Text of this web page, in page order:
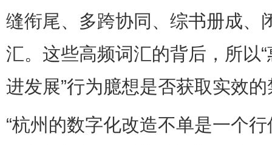
缝衔尾、多跨协同、综书册成
汇。这些高频词汇的背后，所以
进发展”行为臆想是否获取实效
“杭州的数字化改造不单是一个